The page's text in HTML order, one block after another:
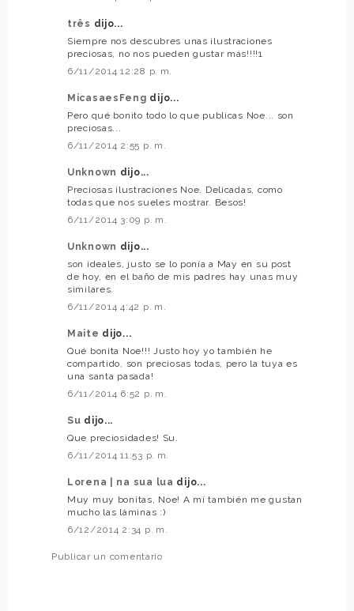
três dijo...
Siempre nos descubres unas ilustraciones
preciosas, no nos pueden gustar más!!!!1
6/11/2014 12:28 p. m.
MicasaesFeng dijo...
Pero qué bonito todo lo que publicas Noe... son
preciosas...
6/11/2014 2:55 p. m.
Unknown dijo...
Preciosas ilustraciones Noe. Delicadas, como
todas que nos sueles mostrar. Besos!
6/11/2014 3:09 p. m.
Unknown dijo...
son ideales, justo se lo ponía a May en su post
de hoy, en el baño de mis padres hay unas muy
similares.
6/11/2014 4:42 p. m.
Maite dijo...
Qué bonita Noe!!! Justo hoy yo también he
compartido, son preciosas todas, pero la tuya es
una santa pasada!
6/11/2014 6:52 p. m.
Su dijo...
Que preciosidades! Su.
6/11/2014 11:53 p. m.
Lorena | na sua lua dijo...
Muy muy bonitas, Noe! A mí también me gustan
mucho las láminas :)
6/12/2014 2:34 p. m.
Publicar un comentario